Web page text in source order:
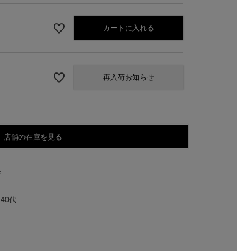
カートに入れる
再入荷お知らせ
店舗の在庫を見る
40代